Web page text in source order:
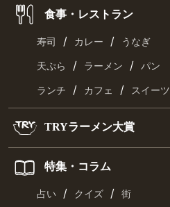
食事・レストラン
寿司 / カレー / うなぎ
天ぷら / ラーメン / パン
ランチ / カフェ / スイーツ
TRYラーメン大賞
特集・コラム
占い / クイズ / 街